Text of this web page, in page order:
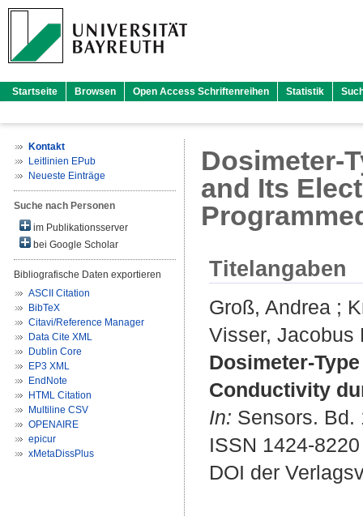
Startseite Browsen Open Access Schriftenreihen Statistik
Kontakt
Leitlinien EPub
Neueste Einträge
Suche nach Personen
im Publikationsserver
bei Google Scholar
Bibliografische Daten exportieren
ASCII Citation
BibTeX
Citavi/Reference Manager
Data Cite XML
Dublin Core
EP3 XML
EndNote
HTML Citation
Multiline CSV
OPENAIRE
epicur
xMetaDissPlus
Dosimeter-
and Its
Titelangaben
Groß, Andrea ;
Visser, Jacobus
Dosimeter-
Conductivity
In: Sensors. Bd.
ISSN 1424-8220
DOI der